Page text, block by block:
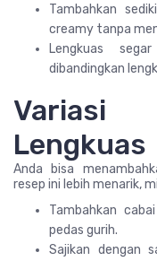
Tambahkan
creamy tanpa
Lengkuas
dibandingkan
Variasi
Lengkuas
Anda bisa
resep ini lebih menarik,
Tambahkan
pedas gurih.
Sajikan dengan